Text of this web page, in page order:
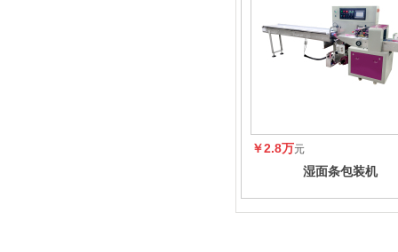
￥2.8万元
湿面条包装机